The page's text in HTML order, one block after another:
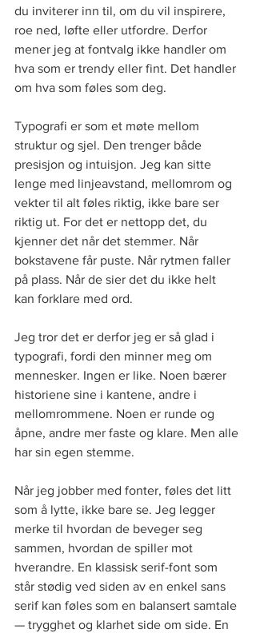
du inviterer inn til, om du vil inspirere,
roe ned, løfte eller utfordre. Derfor
mener jeg at fontvalg ikke handler om
hva som er trendy eller fint. Det handler
om hva som føles som deg.
Typografi er som et møte mellom
struktur og sjel. Den trenger både
presisjon og intuisjon. Jeg kan sitte
lenge med linjeavstand, mellomrom og
vekter til alt føles riktig, ikke bare ser
riktig ut. For det er nettopp det, du
kjenner det når det stemmer. Når
bokstavene får puste. Når rytmen faller
på plass. Når de sier det du ikke helt
kan forklare med ord.
Jeg tror det er derfor jeg er så glad i
typografi, fordi den minner meg om
mennesker. Ingen er like. Noen bærer
historiene sine i kantene, andre i
mellomrommene. Noen er runde og
åpne, andre mer faste og klare. Men alle
har sin egen stemme.
Når jeg jobber med fonter, føles det litt
som å lytte, ikke bare se. Jeg legger
merke til hvordan de beveger seg
sammen, hvordan de spiller mot
hverandre. En klassisk serif-font som
står stødig ved siden av en enkel sans
serif kan føles som en balansert samtale
— trygghet og klarhet side om side. En